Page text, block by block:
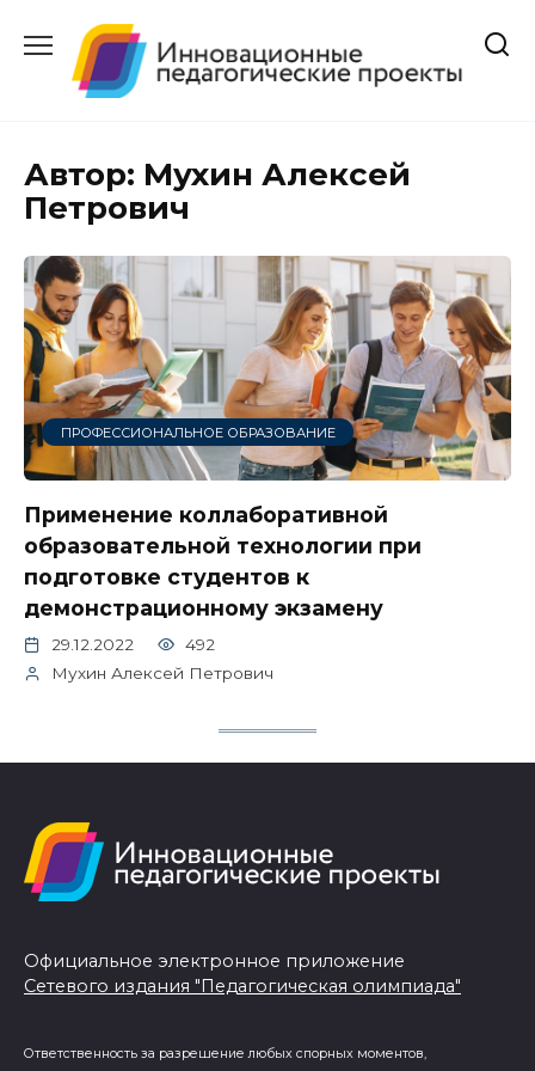
содержанию
Автор: Мухин Алексей
Петрович
ПРОФЕССИОНАЛЬНОЕ ОБРАЗОВАНИЕ
Применение коллаборативной
образовательной технологии при
подготовке студентов к
демонстрационному экзамену
29.12.2022
492
Мухин Алексей Петрович
Официальное электронное приложение
Сетевого издания "Педагогическая олимпиада"
Ответственность за разрешение любых спорных моментов,